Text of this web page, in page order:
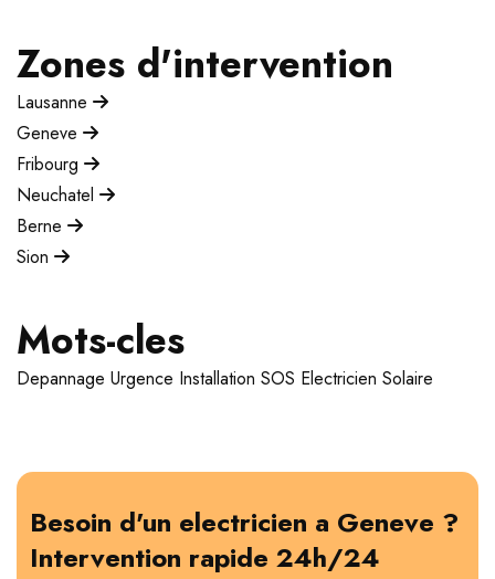
Zones d'intervention
Lausanne
Geneve
Fribourg
Neuchatel
Berne
Sion
Mots-cles
Depannage Urgence Installation SOS Electricien Solaire
Besoin d'un electricien a Geneve ?
Intervention rapide 24h/24